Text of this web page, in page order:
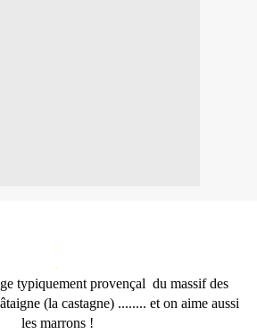
.
.
typiquement provençal du massif des
(la castagne) ........ et on aime aussi
les marrons !